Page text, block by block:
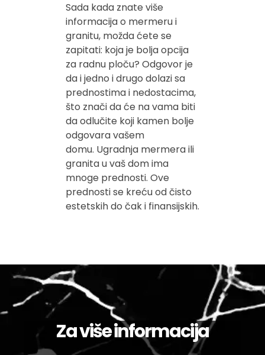
Sada kada znate više
informacija o mermeru i
granitu, možda ćete se
zapitati: koja je bolja opcija
za radnu ploču? Odgovor je
da i jedno i drugo dolazi sa
prednostima i nedostacima,
što znači da će na vama biti
da odlučite koji kamen bolje
odgovara vašem
domu. Ugradnja mermera ili
granita u vaš dom ima
mnoge prednosti. Ove
prednosti se kreću od čisto
estetskih do čak i finansijskih.
Za više informacija